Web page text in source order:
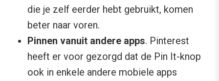
die je zelf eerder hebt gebruikt, komen
beter naar voren.
Pinnen vanuit andere apps. Pinterest
heeft er voor gezorgd dat de Pin It-knop
ook in enkele andere mobiele apps